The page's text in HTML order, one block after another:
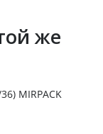
же
MIRPACK